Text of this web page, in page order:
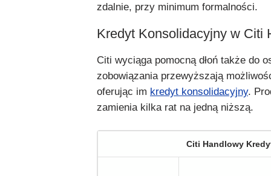
zdalnie, przy minimum formalności.
Kredyt Konsolidacyjny w Citi
Citi wyciąga pomocną dłoń także do
zobowiązania przewyższają
oferując im kredyt konsolidacyjny.
zamienia kilka rat na jedną niższą.
Citi Handlowy